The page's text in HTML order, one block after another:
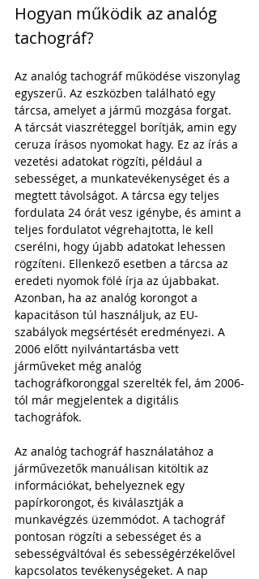
Hogyan működik az analóg
tachográf?
Az analóg tachográf működése viszonylag
egyszerű. Az eszközben található egy
tárcsa, amelyet a jármű mozgása forgat.
A tárcsát viaszréteggel borítják, amin egy
ceruza írásos nyomokat hagy. Ez az írás a
vezetési adatokat rögzíti, például a
sebességet, a munkatevékenységet és a
megtett távolságot. A tárcsa egy teljes
fordulata 24 órát vesz igénybe, és amint a
teljes fordulatot végrehajtotta, le kell
cserélni, hogy újabb adatokat lehessen
rögzíteni. Ellenkező esetben a tárcsa az
eredeti nyomok fölé írja az újabbakat.
Azonban, ha az analóg korongot a
kapacitáson túl használjuk, az EU-
szabályok megsértését eredményezi. A
2006 előtt nyilvántartásba vett
járműveket még analóg
tachográfkoronggal szerelték fel, ám 2006-
tól már megjelentek a digitális
tachográfok.
Az analóg tachográf használatához a
járművezetők manuálisan kitöltik az
információkat, behelyeznek egy
papírkorongot, és kiválasztják a
munkavégzés üzemmódot. A tachográf
pontosan rögzíti a sebességet és a
sebességváltóval és sebességérzékelővel
kapcsolatos tevékenységeket. A nap